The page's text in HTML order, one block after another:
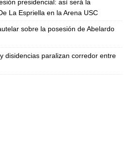
presidencial: así será la
La Espriella en la Arena USC
sobre la posesión de Abelardo
disidencias paralizan corredor entre